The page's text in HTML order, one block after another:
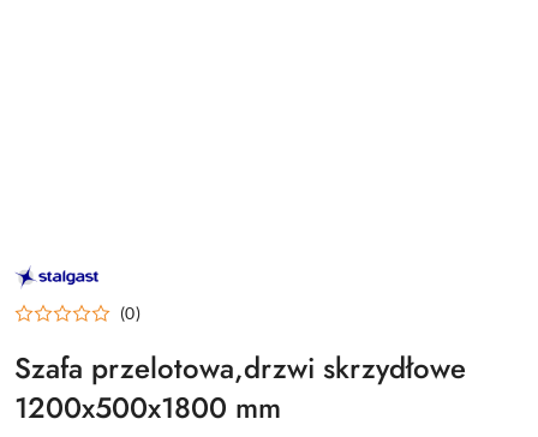
STALGAST
–
WYPOSAŻENIE
DLA
(0)
Szafa przelotowa,drzwi skrzydłowe
1200x500x1800 mm